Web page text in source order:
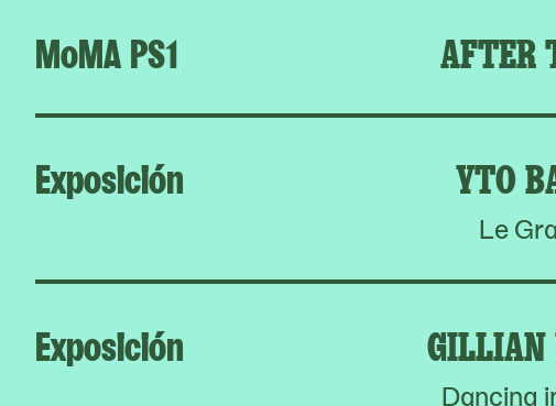
MoMA PS1 AFTER
Exposición YTO
Le
Exposición GILLIAN
Dancing